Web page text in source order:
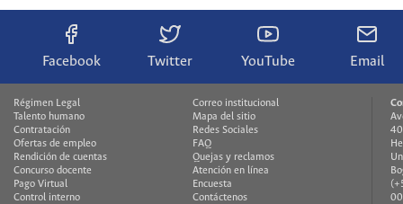
Facebook Twitter YouTube Email
Régimen Legal
Talento humano
Contratación
Ofertas de empleo
Rendición de cuentas
Concurso docente
Pago Virtual
Control interno
Correo institucional
Mapa del sitio
Redes Sociales
FAQ
Quejas y reclamos
Atención en línea
Encuesta
Contáctenos